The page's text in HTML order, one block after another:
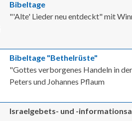
Bibeltage
"'Alte' Lieder neu entdeckt" mit
Bibeltage "Bethelrüste"
"Gottes verborgenes Handeln in
Peters und Johannes Pflaum
Israelgebets- und -